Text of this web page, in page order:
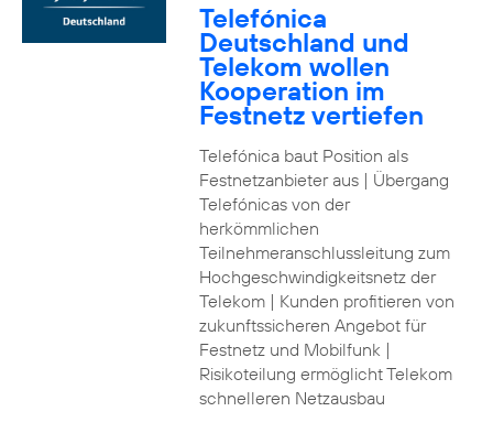
Telefónica
Deutschland und
Telekom wollen
Kooperation im
Festnetz vertiefen
Telefónica baut Position als
Festnetzanbieter aus | Übergang
Telefónicas von der
herkömmlichen
Teilnehmeranschlussleitung zum
Hochgeschwindigkeitsnetz der
Telekom | Kunden profitieren von
zukunftssicheren Angebot für
Festnetz und Mobilfunk |
Risikoteilung ermöglicht Telekom
schnelleren Netzausbau